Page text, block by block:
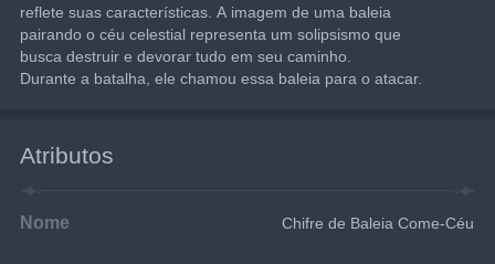
reflete suas características. A imagem de uma baleia
pairando o céu celestial representa um solipsismo que
busca destruir e devorar tudo em seu caminho.
Durante a batalha, ele chamou essa baleia para o atacar.
Atributos
Nome Chifre de Baleia Come-Céu